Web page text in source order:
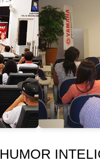
HUMOR